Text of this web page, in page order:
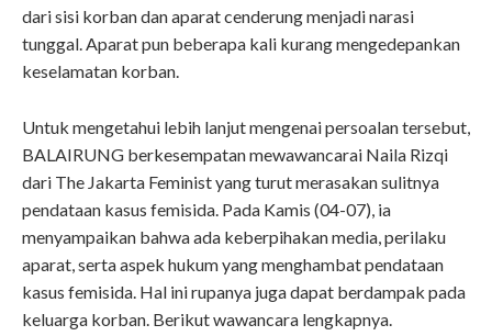
dari sisi korban dan aparat cenderung menjadi narasi
tunggal. Aparat pun beberapa kali kurang mengedepankan
keselamatan korban.
Untuk mengetahui lebih lanjut mengenai persoalan tersebut,
BALAIRUNG berkesempatan mewawancarai Naila Rizqi
dari The Jakarta Feminist yang turut merasakan sulitnya
pendataan kasus femisida. Pada Kamis (04-07), ia
menyampaikan bahwa ada keberpihakan media, perilaku
aparat, serta aspek hukum yang menghambat pendataan
kasus femisida. Hal ini rupanya juga dapat berdampak pada
keluarga korban. Berikut wawancara lengkapnya.